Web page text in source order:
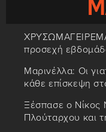
προσεχή
Μαρινέλλα: Οι
κάθε επίσκεψη
Ξέσπασε ο Νίκος
Πλούταρχου και